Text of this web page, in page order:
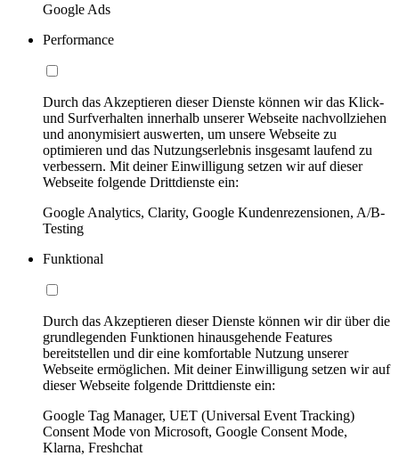
Google Ads
Performance
Durch das Akzeptieren dieser Dienste können wir das Klick-
und Surfverhalten innerhalb unserer Webseite nachvollziehen
und anonymisiert auswerten, um unsere Webseite zu
optimieren und das Nutzungserlebnis insgesamt laufend zu
verbessern. Mit deiner Einwilligung setzen wir auf dieser
Webseite folgende Drittdienste ein:
Google Analytics, Clarity, Google Kundenrezensionen, A/B-
Testing
Funktional
Durch das Akzeptieren dieser Dienste können wir dir über die
grundlegenden Funktionen hinausgehende Features
bereitstellen und dir eine komfortable Nutzung unserer
Webseite ermöglichen. Mit deiner Einwilligung setzen wir auf
dieser Webseite folgende Drittdienste ein:
Google Tag Manager, UET (Universal Event Tracking)
Consent Mode von Microsoft, Google Consent Mode,
Klarna, Freshchat